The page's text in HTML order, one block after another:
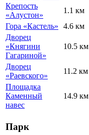
Крепость
«Алустон»
1.1 км
Гора «Кастель»
4.6 км
Дворец
«Княгини
Гагариной»
10.5 км
Дворец
«Раевского»
11.2 км
Площадка
Каменный
навес
14.9 км
Парк